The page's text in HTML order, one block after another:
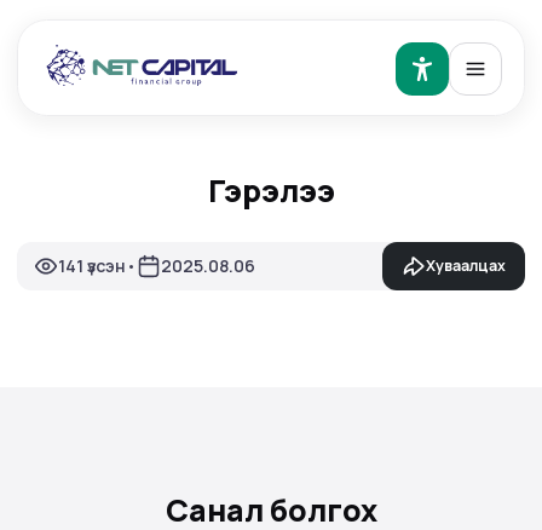
Гэрэлээ
141 үзсэн • 2025.08.06 Хуваалцах
Санал болгох